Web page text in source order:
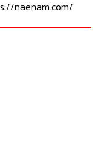
naenam.com/